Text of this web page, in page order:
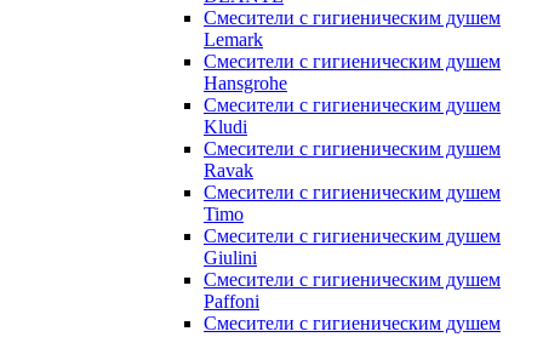
Смесители с гигиеническим душем
Lemark
Смесители с гигиеническим душем
Hansgrohe
Смесители с гигиеническим душем
Kludi
Смесители с гигиеническим душем
Ravak
Смесители с гигиеническим душем
Timo
Смесители с гигиеническим душем
Giulini
Смесители с гигиеническим душем
Paffoni
Смесители с гигиеническим душем